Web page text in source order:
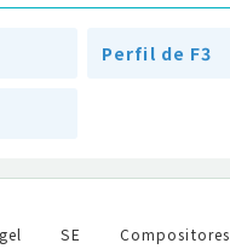
Perfil de F3
SE Compositores